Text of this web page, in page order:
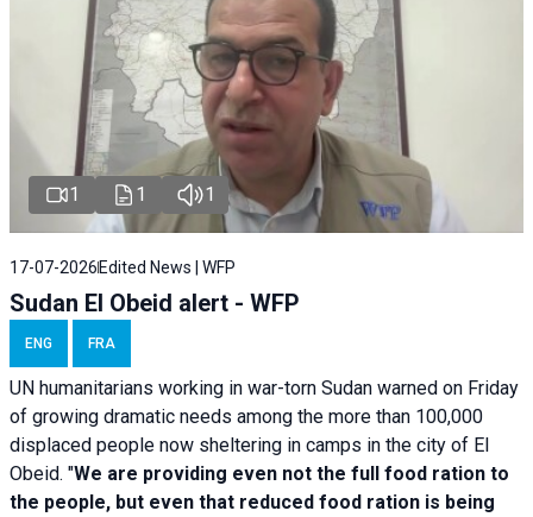
1 1 1
17-07-2026 Edited News | WFP
Sudan El Obeid alert - WFP
ENG FRA
UN humanitarians working in war-torn Sudan warned on Friday
of growing dramatic needs among the more than 100,000
displaced people now sheltering in camps in the city of El
Obeid. "We are providing even not the full food ration to
the people, but even that reduced food ration is being